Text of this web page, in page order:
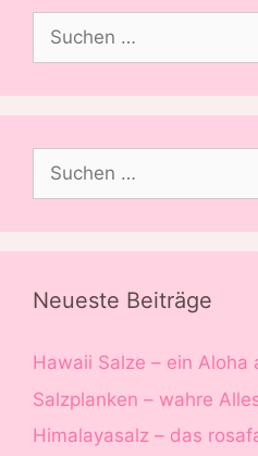
Suchen
nach:
Suchen
nach:
Neueste Beiträge
Hawaii Salze – ein Aloha
Salzplanken – wahre
Himalayasalz – das